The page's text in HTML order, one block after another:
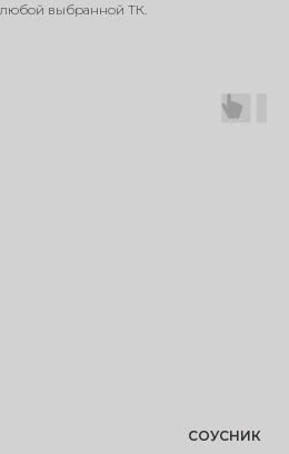
любой выбранной ТК.
СОУСНИК